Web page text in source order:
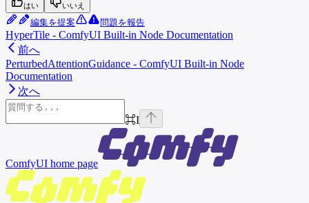
はい いいえ
編集を提案 問題を報告
HyperTile - ComfyUI Built-in Node Documentation
前へ
PerturbedAttentionGuidance - ComfyUI Built-in Node
Documentation
次へ
⌘I
ComfyUI home page